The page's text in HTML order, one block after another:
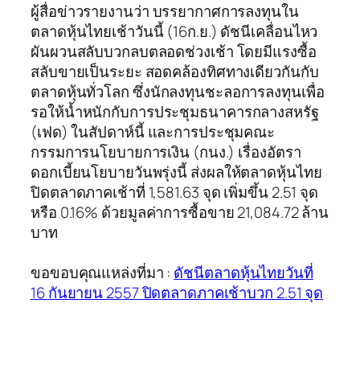
ผู้สื่อข่าวรายงานว่า บรรยากาศการลงทุนใน
ตลาดหุ้นไทยเช้าวันนี้ (16ก.ย.) ดัชนีเคลื่อนไหว
ผันผวนสลับบวกลบตลอดช่วงเช้า โดยมีแรงซื้อ
สลับขายเป็นระยะ สอดคล้องทิศทางเดียวกันกับ
ตลาดหุ้นทั่วโลก ซึ่งนักลงทุนชะลอการลงทุนเพื่อ
รอให้น้ำหนักกับการประชุมธนาคารกลางสหรัฐ
(เฟด) ในสัปดาห์นี้ และการประชุมคณะ
กรรมการนโยบายการเงิน (กนง.) เรื่องอัตรา
ดอกเบี้ยนโยบายวันพรุ่งนี้ ส่งผลให้ตลาดหุ้นไทย
ปิดตลาดภาคเช้าที่ 1,581.63 จุด เพิ่มขึ้น 2.51 จุด
หรือ 0.16% ด้วยมูลค่าการซื้อขาย 21,084.72 ล้าน
บาท
ขอขอบคุณแหล่งที่มา : ดัชนีตลาดหุ้นไทยวันที่
16 กันยายน 2557 ปิดตลาดภาคเช้าบวก 2.51 จุด